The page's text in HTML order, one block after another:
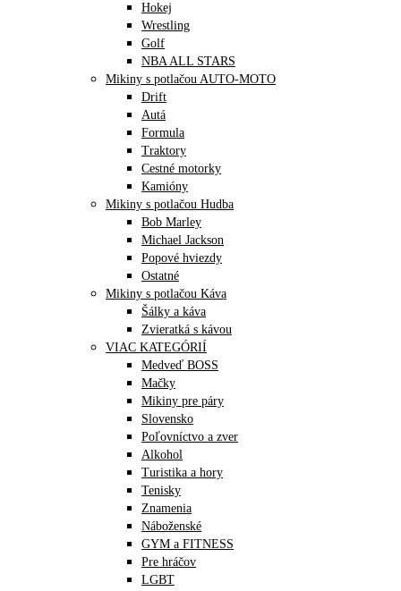
Hokej
Wrestling
Golf
NBA ALL STARS
Mikiny s potlačou AUTO-MOTO
Drift
Autá
Formula
Traktory
Cestné motorky
Kamióny
Mikiny s potlačou Hudba
Bob Marley
Michael Jackson
Popové hviezdy
Ostatné
Mikiny s potlačou Káva
Šálky a káva
Zvieratká s kávou
VIAC KATEGÓRIÍ
Medveď BOSS
Mačky
Mikiny pre páry
Slovensko
Poľovníctvo a zver
Alkohol
Turistika a hory
Tenisky
Znamenia
Náboženské
GYM a FITNESS
Pre hráčov
LGBT